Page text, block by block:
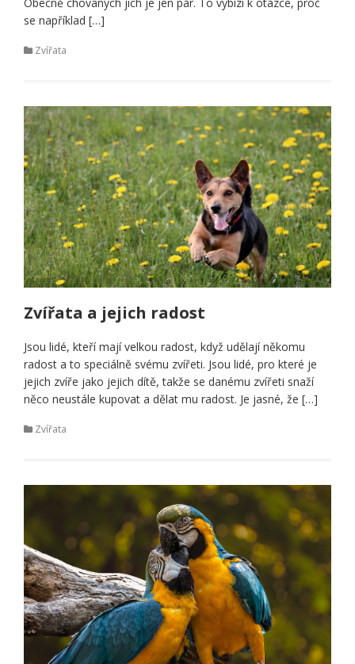
se například […]
Zvířata
Zvířata a jejich radost
Jsou lidé, kteří mají velkou radost, když udělají někomu
radost a to speciálně svému zvířeti. Jsou lidé, pro které je
jejich zvíře jako jejich dítě, takže se danému zvířeti snaží
něco neustále kupovat a dělat mu radost. Je jasné, že […]
Zvířata